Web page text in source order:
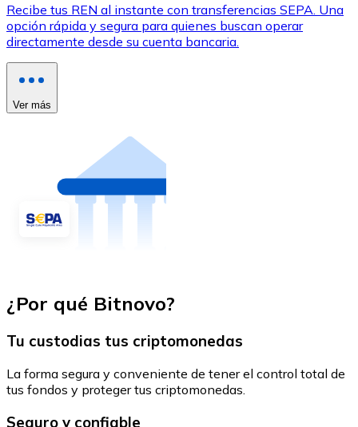
Recibe tus REN al instante con transferencias SEPA. Una
opción rápida y segura para quienes buscan operar
directamente desde su cuenta bancaria.
Ver más
¿Por qué Bitnovo?
Tu custodias tus criptomonedas
La forma segura y conveniente de tener el control total de
tus fondos y proteger tus criptomonedas.
Seguro y confiable